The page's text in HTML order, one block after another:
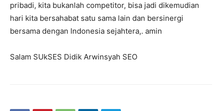
pribadi, kita bukanlah competitor, bisa jadi dikemudian
hari kita bersahabat satu sama lain dan bersinergi
bersama dengan Indonesia sejahtera,. amin
Salam SUkSES Didik Arwinsyah SEO